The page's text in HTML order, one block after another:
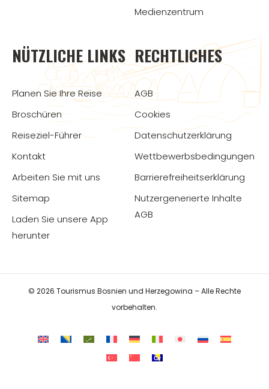
Medienzentrum
NÜTZLICHE LINKS
Planen Sie Ihre Reise
Broschüren
Reiseziel-Führer
Kontakt
Arbeiten Sie mit uns
Sitemap
Laden Sie unsere App
herunter
RECHTLICHES
AGB
Cookies
Datenschutzerklärung
Wettbewerbsbedingungen
Barrierefreiheitserklärung
Nutzergenerierte Inhalte
AGB
© 2026 Tourismus Bosnien und Herzegowina – Alle Rechte
vorbehalten.